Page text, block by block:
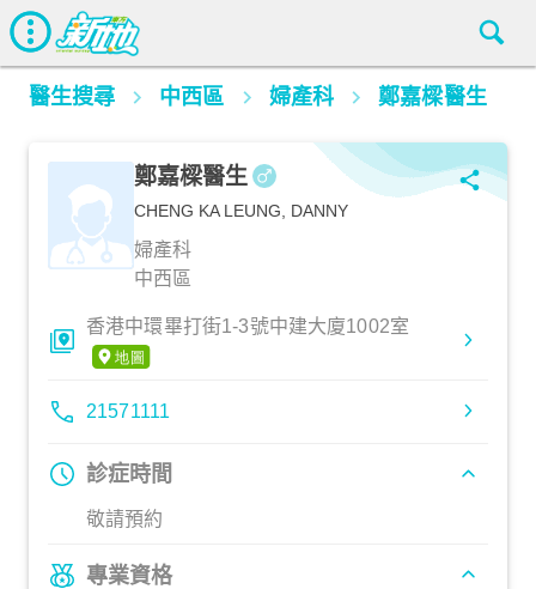
醫生搜尋 中西區 婦產科 鄭嘉樑醫生
鄭嘉樑醫生
CHENG KA LEUNG, DANNY
婦產科
中西區
香港中環畢打街1-3號中建大廈1002室
21571111
診症時間
敬請預約
專業資格